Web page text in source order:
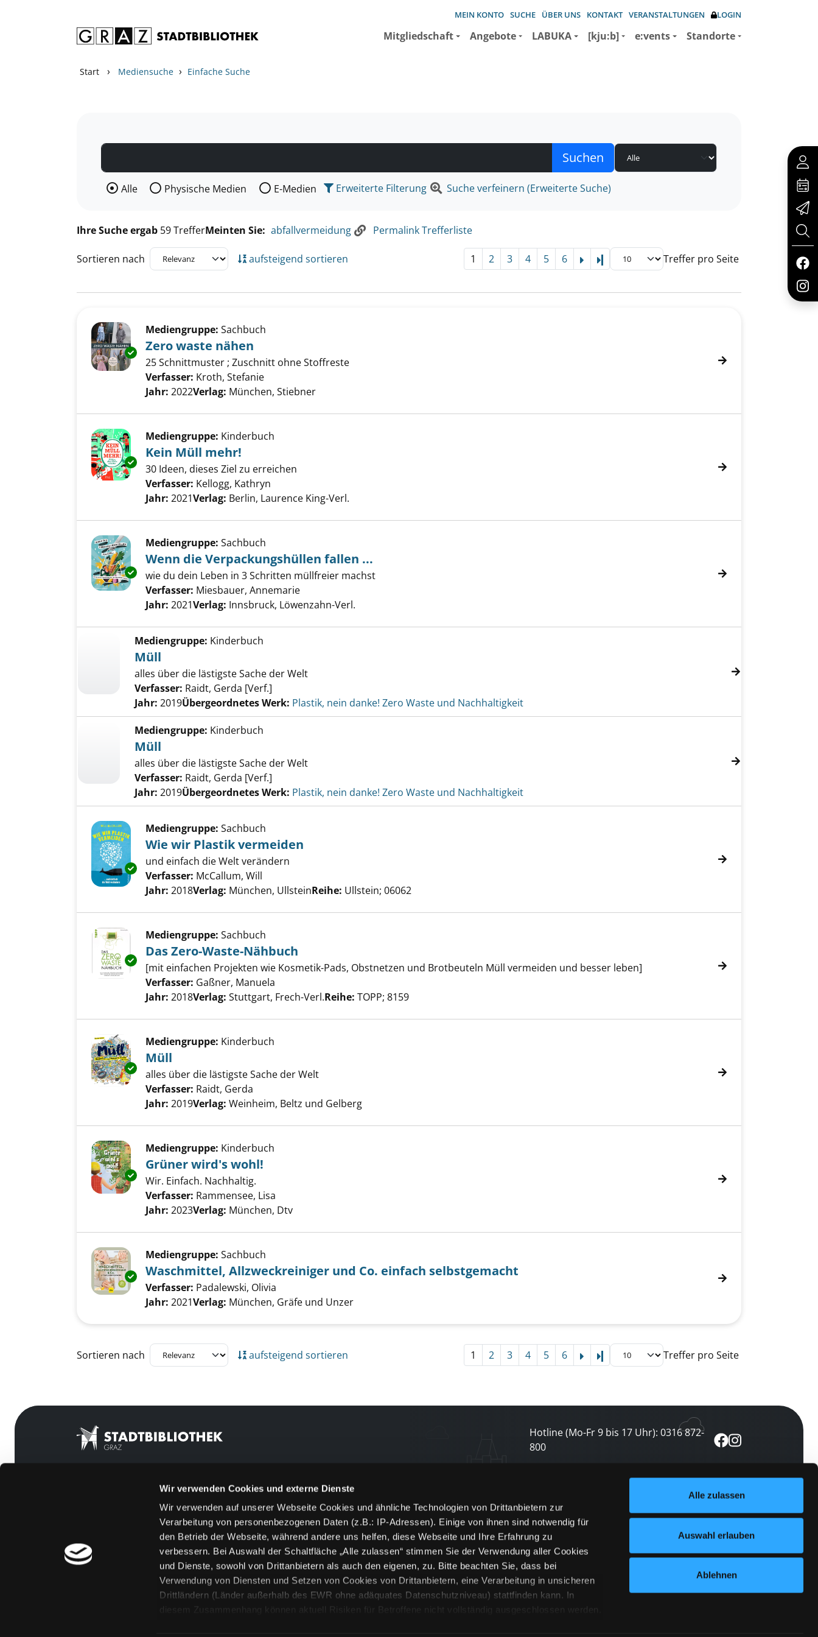
Wir verwenden Cookies und externe Dienste
Wir verwenden auf unserer Webseite Cookies und ähnliche Technologien von Drittanbietern zur
Verarbeitung von personenbezogenen Daten (z.B.: IP-Adressen). Einige von ihnen sind notwendig für
den Betrieb der Webseite, während andere uns helfen, diese Webseite und Ihre Erfahrung zu
verbessern. Bei Auswahl der Schaltfläche „Alle zulassen“ stimmen Sie der Verwendung aller Cookies
und Dienste, sowohl von Drittanbietern als auch den eigenen, zu. Bitte beachten Sie, dass bei
Verwendung von Diensten und Setzen von Cookies von Drittanbietern, eine Verarbeitung in unsicheren
Drittländern (Länder außerhalb des EWR ohne adäquates Datenschutzniveau) stattfinden kann. In
diesem Zusammenhang können aktuell Risiken für Betroffene nicht vollständig ausgeschlossen werden.
Alle zulassen
Auswahl erlauben
Ablehnen
MEIN KONTO SUCHE ÜBER UNS KONTAKT VERANSTALTUNGEN LOGIN
Mitgliedschaft Angebote LABUKA [kju:b] e:vents Standorte
Start › Mediensuche › Einfache Suche
Wählen Sie die Medienart nach der Sie suchen wollen.
Alle Physische Medien E-Medien Erweiterte Filterung Suche verfeinern (Erweiterte Suche)
Ihre Suche ergab 59 TrefferMeinten Sie: abfallvermeidung Permalink Trefferliste
Sortieren nach aufsteigend sortieren 1 2 3 4 5 6 Letzte Seite Treffer pro Seite
Exemplar-Details von Zero waste nähen anzeigen
Mediengruppe: Sachbuch
Zero waste nähen
25 Schnittmuster ; Zuschnitt ohne Stoffreste
Verfasser: Kroth, Stefanie
Jahr: 2022Verlag: München, Stiebner
Exemplar-Details von Kein Müll mehr! anzeigen
Mediengruppe: Kinderbuch
Kein Müll mehr!
30 Ideen, dieses Ziel zu erreichen
Verfasser: Kellogg, Kathryn
Jahr: 2021Verlag: Berlin, Laurence King-Verl.
Exemplar-Details von Wenn die Verpackungshüllen fallen ... anzeigen
Mediengruppe: Sachbuch
Wenn die Verpackungshüllen fallen ...
wie du dein Leben in 3 Schritten müllfreier machst
Verfasser: Miesbauer, Annemarie
Jahr: 2021Verlag: Innsbruck, Löwenzahn-Verl.
Mediengruppe: Kinderbuch
Müll
alles über die lästigste Sache der Welt
Verfasser: Raidt, Gerda [Verf.]
Jahr: 2019Übergeordnetes Werk: Plastik, nein danke! Zero Waste und Nachhaltigkeit
Mediengruppe: Kinderbuch
Müll
alles über die lästigste Sache der Welt
Verfasser: Raidt, Gerda [Verf.]
Jahr: 2019Übergeordnetes Werk: Plastik, nein danke! Zero Waste und Nachhaltigkeit
Exemplar-Details von Wie wir Plastik vermeiden anzeigen
Mediengruppe: Sachbuch
Wie wir Plastik vermeiden
und einfach die Welt verändern
Verfasser: McCallum, Will
Jahr: 2018Verlag: München, UllsteinReihe: Ullstein; 06062
Exemplar-Details von Das Zero-Waste-Nähbuch anzeigen
Mediengruppe: Sachbuch
Das Zero-Waste-Nähbuch
[mit einfachen Projekten wie Kosmetik-Pads, Obstnetzen und Brotbeuteln Müll vermeiden und besser leben]
Verfasser: Gaßner, Manuela
Jahr: 2018Verlag: Stuttgart, Frech-Verl.Reihe: TOPP; 8159
Exemplar-Details von Müll anzeigen
Mediengruppe: Kinderbuch
Müll
alles über die lästigste Sache der Welt
Verfasser: Raidt, Gerda
Jahr: 2019Verlag: Weinheim, Beltz und Gelberg
Exemplar-Details von Grüner wird's wohl! anzeigen
Mediengruppe: Kinderbuch
Grüner wird's wohl!
Wir. Einfach. Nachhaltig.
Verfasser: Rammensee, Lisa
Jahr: 2023Verlag: München, Dtv
Exemplar-Details von Waschmittel, Allzweckreiniger und Co. einfach selbstgemacht anzeigen
Mediengruppe: Sachbuch
Waschmittel, Allzweckreiniger und Co. einfach selbstgemacht
Verfasser: Padalewski, Olivia
Jahr: 2021Verlag: München, Gräfe und Unzer
Zu den Suchfiltern springen
Sortieren nach aufsteigend sortieren 1 2 3 4 5 6 Letzte Seite Treffer pro Seite
Hotline (Mo-Fr 9 bis 17 Uhr): 0316 872-
800
[kju:b]
Feedback
Kontakt
Über uns
Jobs
Medienwunsch
FAQs
Newsletter abonnieren
und keine Veranstaltung verpassen
jetzt abonnieren